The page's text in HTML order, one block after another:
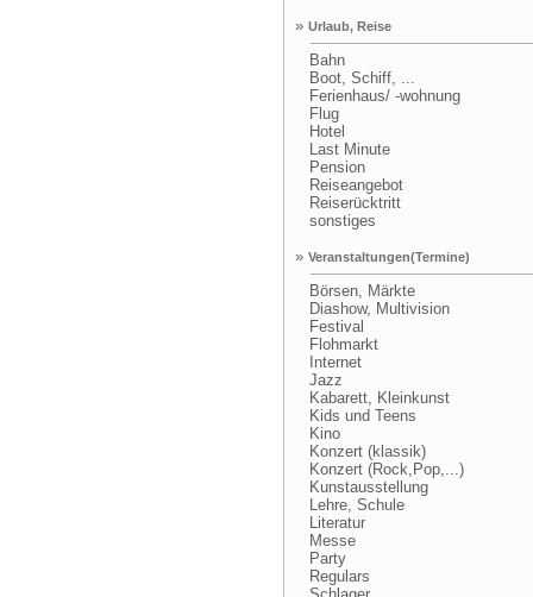
» Urlaub, Reise
Bahn
Boot, Schiff, ...
Ferienhaus/ -wohnung
Flug
Hotel
Last Minute
Pension
Reiseangebot
Reiserücktritt
sonstiges
» Veranstaltungen(Termine)
Börsen, Märkte
Diashow, Multivision
Festival
Flohmarkt
Internet
Jazz
Kabarett, Kleinkunst
Kids und Teens
Kino
Konzert (klassik)
Konzert (Rock,Pop,...)
Kunstausstellung
Lehre, Schule
Literatur
Messe
Party
Regulars